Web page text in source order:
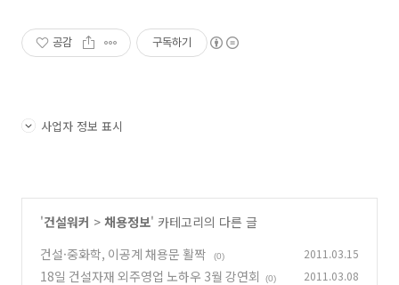
공감 구독하기
사업자 정보 표시
'건설워커 > 채용정보' 카테고리의 다른 글
건설·중화학, 이공계 채용문 활짝
(0) 2011.03.15
18일 건설자재 외주영업 노하우 3월 강연회 (0) 2011.03.08